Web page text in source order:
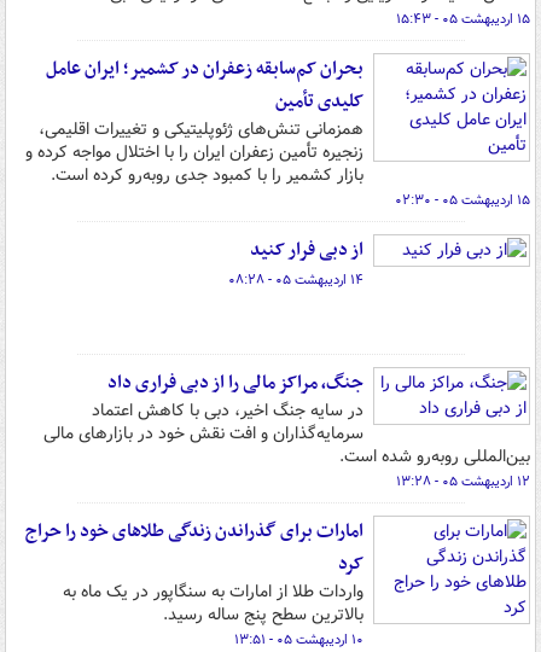
۱۵ اردیبهشت ۰۵ - ۱۵:۴۳
بحران کم‌سابقه زعفران در کشمیر؛ ایران عامل
کلیدی تأمین
همزمانی تنش‌های ژئوپلیتیکی و تغییرات اقلیمی،
زنجیره تأمین زعفران ایران را با اختلال مواجه کرده و
بازار کشمیر را با کمبود جدی روبه‌رو کرده است.
۱۵ اردیبهشت ۰۵ - ۰۲:۳۰
از دبی فرار کنید
۱۴ اردیبهشت ۰۵ - ۰۸:۲۸
جنگ، مراکز مالی را از دبی فراری داد
در سایه جنگ اخیر، دبی با کاهش اعتماد
سرمایه‌گذاران و افت نقش خود در بازارهای مالی
بین‌المللی روبه‌رو شده است.
۱۲ اردیبهشت ۰۵ - ۱۳:۲۸
امارات برای گذراندن زندگی طلاهای خود را حراج
کرد
واردات طلا از امارات به سنگاپور در یک ماه به
بالاترین سطح پنج ساله رسید.
۱۰ اردیبهشت ۰۵ - ۱۳:۵۱